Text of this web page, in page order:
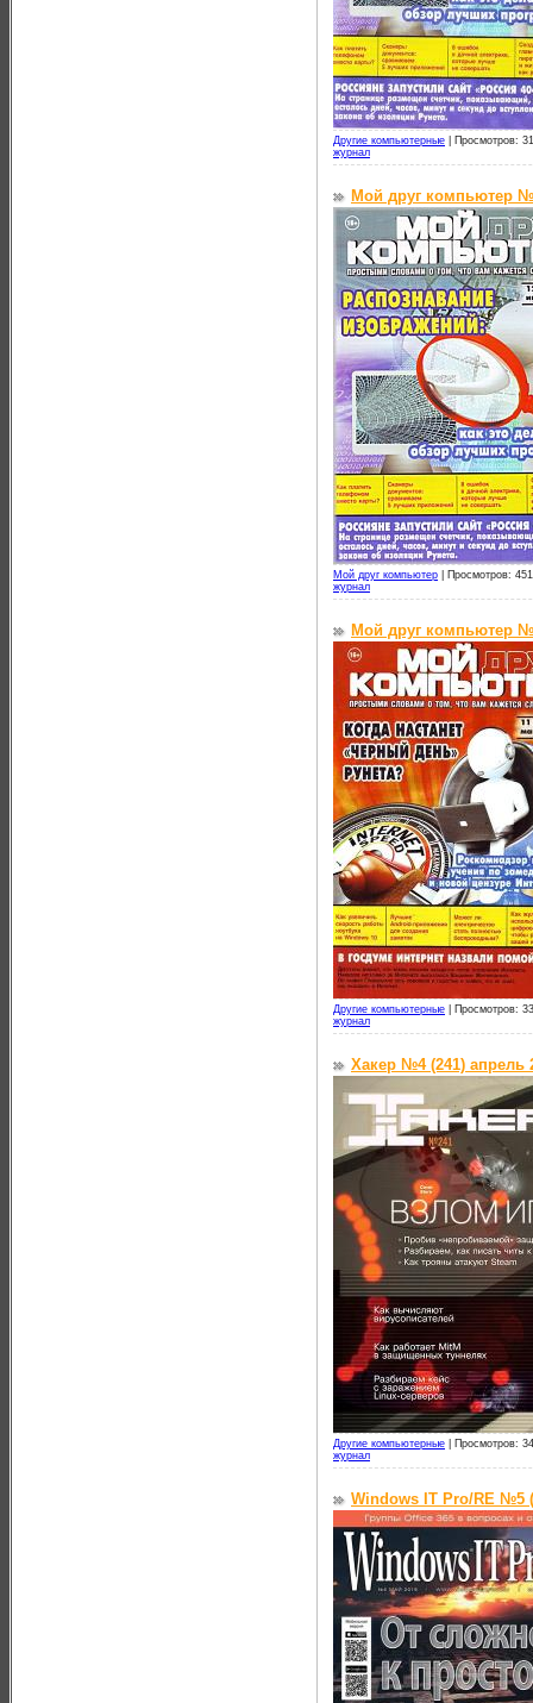
Другие компьютерные
Просмотров:
журнал
Мой друг компьютер
Мой друг компьютер
Просмотров:
журнал
Мой друг компьютер
Другие компьютерные
Просмотров:
журнал
Хакер №4 (241) апрель
Другие компьютерные
Просмотров:
журнал
Windows IT Pro/RE №5